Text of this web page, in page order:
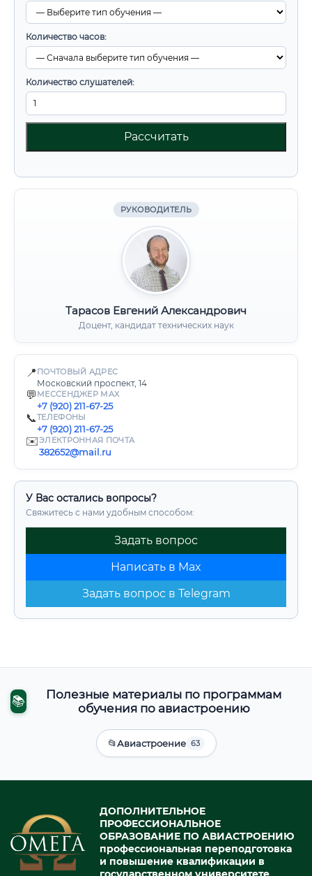
Количество часов:
Количество слушателей:
Рассчитать
РУКОВОДИТЕЛЬ
Тарасов Евгений Александрович
Доцент, кандидат технических наук
📍 ПОЧТОВЫЙ АДРЕС
Московский проспект, 14
💬 МЕССЕНДЖЕР MAX
+7 (920) 211-67-25
📞ТЕЛЕФОНЫ
+7 (920) 211-67-25
✉️ЭЛЕКТРОННАЯ ПОЧТА
382652@mail.ru
У Вас остались вопросы?
Свяжитесь с нами удобным способом:
Задать вопрос
Написать в Max
Задать вопрос в Telegram
📚
Полезные материалы по программам
обучения по авиастроению
📂Авиастроение 63
ДОПОЛНИТЕЛЬНОЕ
ПРОФЕССИОНАЛЬНОЕ
ОБРАЗОВАНИЕ ПО АВИАСТРОЕНИЮ
профессиональная переподготовка
и повышение квалификации в